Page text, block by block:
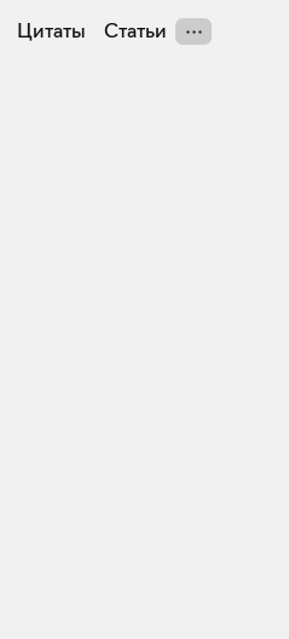
Цитаты Статьи